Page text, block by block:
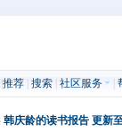
|推荐 |搜索 |社区服务 |
韩庆龄的读书报告 更新